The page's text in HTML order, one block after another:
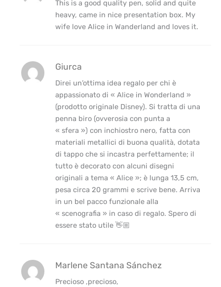
This is a good quality pen, solid and quite
heavy, came in nice presentation box. My
wife love Alice in Wanderland and loves it.
Giurca
Direi un’ottima idea regalo per chi è
appassionato di « Alice in Wonderland »
(prodotto originale Disney). Si tratta di una
penna biro (ovverosia con punta a
« sfera ») con inchiostro nero, fatta con
materiali metallici di buona qualità, dotata
di tappo che si incastra perfettamente; il
tutto è decorato con alcuni disegni
originali a tema « Alice »; è lunga 13,5 cm,
pesa circa 20 grammi e scrive bene. Arriva
in un bel pacco funzionale alla
« scenografia » in caso di regalo. Spero di
essere stato utile 👋🏼
Marlene Santana Sánchez
Precioso ,precioso,